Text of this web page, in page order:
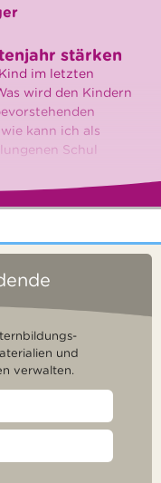
stärken
im letzten
wird den Kindern
kann ich als
Schul
und
verwalten.